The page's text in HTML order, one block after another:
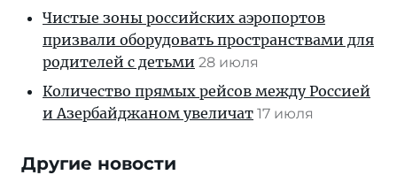
Чистые зоны российских аэропортов
призвали оборудовать пространствами для
родителей с детьми 28 июля
Количество прямых рейсов между Россией
и Азербайджаном увеличат 17 июля
Другие новости